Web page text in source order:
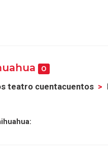
0
teatro cuentacuentos